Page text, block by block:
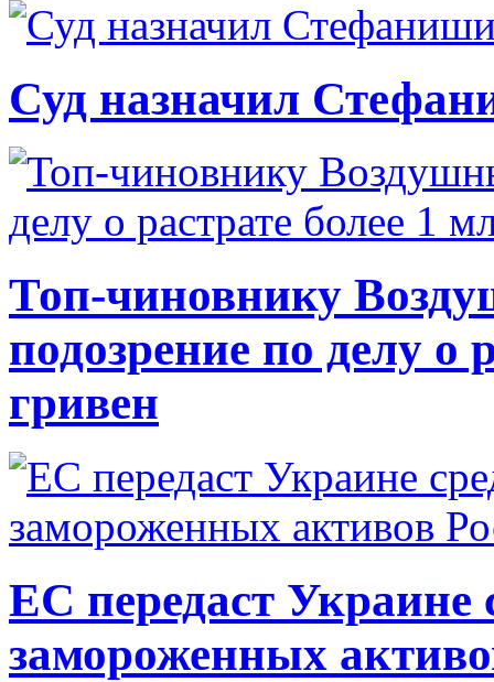
Суд назначил
Топ-чиновнику
подозрение по делу о
гривен
ЕС передаст Украине
замороженных